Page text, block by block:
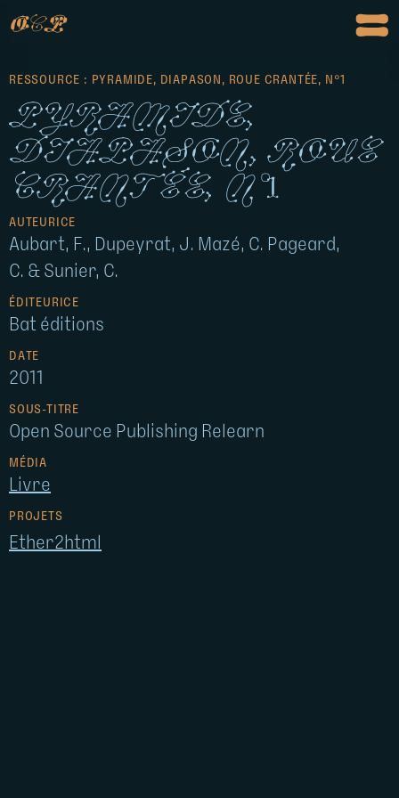
ocp
RESSOURCE : PYRAMIDE, DIAPASON, ROUE CRANTÉE, N°1
Pyramide,
diapason, roue
crantée, n°1
AUTEURICE
Aubart, F., Dupeyrat, J. Mazé, C. Pageard,
C. & Sunier, C.
ÉDITEURICE
Bat éditions
DATE
2011
SOUS-TITRE
Open Source Publishing Relearn
MÉDIA
Livre
PROJETS
Ether2html